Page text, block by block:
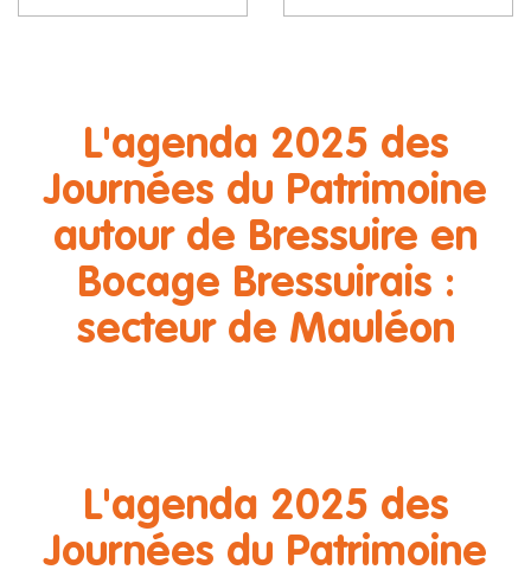
L'agenda 2025 des
Journées du Patrimoine
autour de Bressuire en
Bocage Bressuirais :
secteur de Mauléon
L'agenda 2025 des
Journées du Patrimoine